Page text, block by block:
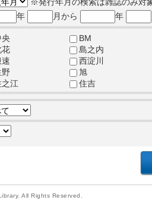
※発行年月の検索は雑誌のみ対
年
月から 年
BM
花
島之内
西淀川
旭
之江
住吉
All Rights Reserved.